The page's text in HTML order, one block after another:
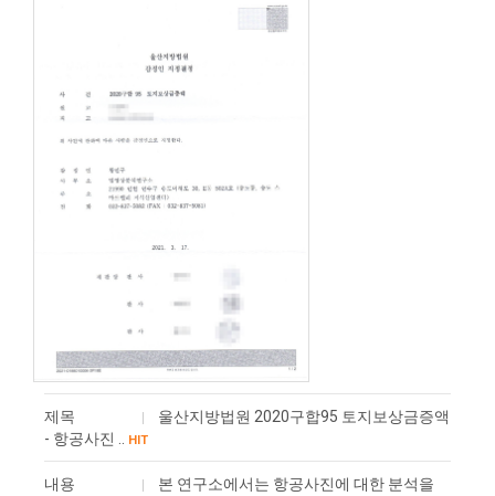
제목
울산지방법원 2020구합95 토지보상금증액
- 항공사진 ..
HIT
내용
본 연구소에서는 항공사진에 대한 분석을